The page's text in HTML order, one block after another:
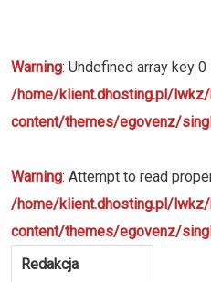
Warning: Undefined array key 0
/home/klient.dhosting.pl/
content/themes/egovenz/
Warning: Attempt to read
/home/klient.dhosting.pl/
content/themes/egovenz/
Redakcja